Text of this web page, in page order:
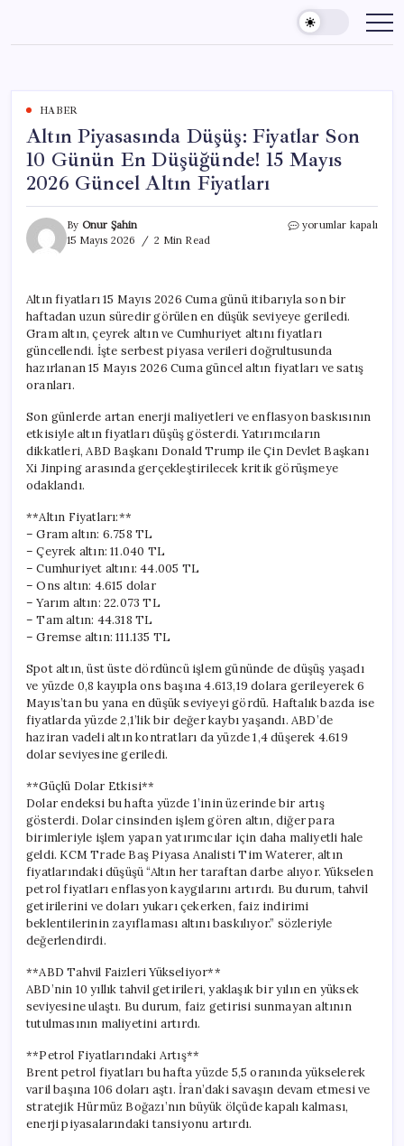
content
HABER
Altın Piyasasında Düşüş: Fiyatlar Son
10 Günün En Düşüğünde! 15 Mayıs
2026 Güncel Altın Fiyatları
By Onur Şahin
15 Mayıs 2026
2 Min Read
Altın
10
Günün
En
Düşüğünde!
15
Altın
Fiyatları
için
yorumlar kapalı
Altın fiyatları 15 Mayıs 2026 Cuma günü itibarıyla son bir
haftadan uzun süredir görülen en düşük seviyeye geriledi.
Gram altın, çeyrek altın ve Cumhuriyet altını fiyatları
güncellendi. İşte serbest piyasa verileri doğrultusunda
hazırlanan 15 Mayıs 2026 Cuma güncel altın fiyatları ve satış
oranları.
Son günlerde artan enerji maliyetleri ve enflasyon baskısının
etkisiyle altın fiyatları düşüş gösterdi. Yatırımcıların
dikkatleri, ABD Başkanı Donald Trump ile Çin Devlet Başkanı
Xi Jinping arasında gerçekleştirilecek kritik görüşmeye
odaklandı.
**Altın Fiyatları:**
– Gram altın: 6.758 TL
– Çeyrek altın: 11.040 TL
– Cumhuriyet altını: 44.005 TL
– Ons altın: 4.615 dolar
– Yarım altın: 22.073 TL
– Tam altın: 44.318 TL
– Gremse altın: 111.135 TL
Spot altın, üst üste dördüncü işlem gününde de düşüş yaşadı
ve yüzde 0,8 kayıpla ons başına 4.613,19 dolara gerileyerek 6
Mayıs’tan bu yana en düşük seviyeyi gördü. Haftalık bazda ise
fiyatlarda yüzde 2,1’lik bir değer kaybı yaşandı. ABD’de
haziran vadeli altın kontratları da yüzde 1,4 düşerek 4.619
dolar seviyesine geriledi.
**Güçlü Dolar Etkisi**
Dolar endeksi bu hafta yüzde 1’inin üzerinde bir artış
gösterdi. Dolar cinsinden işlem gören altın, diğer para
birimleriyle işlem yapan yatırımcılar için daha maliyetli hale
geldi. KCM Trade Baş Piyasa Analisti Tim Waterer, altın
fiyatlarındaki düşüşü “Altın her taraftan darbe alıyor. Yükselen
petrol fiyatları enflasyon kaygılarını artırdı. Bu durum, tahvil
getirilerini ve doları yukarı çekerken, faiz indirimi
beklentilerinin zayıflaması altını baskılıyor.” sözleriyle
değerlendirdi.
**ABD Tahvil Faizleri Yükseliyor**
ABD’nin 10 yıllık tahvil getirileri, yaklaşık bir yılın en yüksek
seviyesine ulaştı. Bu durum, faiz getirisi sunmayan altının
tutulmasının maliyetini artırdı.
**Petrol Fiyatlarındaki Artış**
Brent petrol fiyatları bu hafta yüzde 5,5 oranında yükselerek
varil başına 106 doları aştı. İran’daki savaşın devam etmesi ve
stratejik Hürmüz Boğazı’nın büyük ölçüde kapalı kalması,
enerji piyasalarındaki tansiyonu artırdı.